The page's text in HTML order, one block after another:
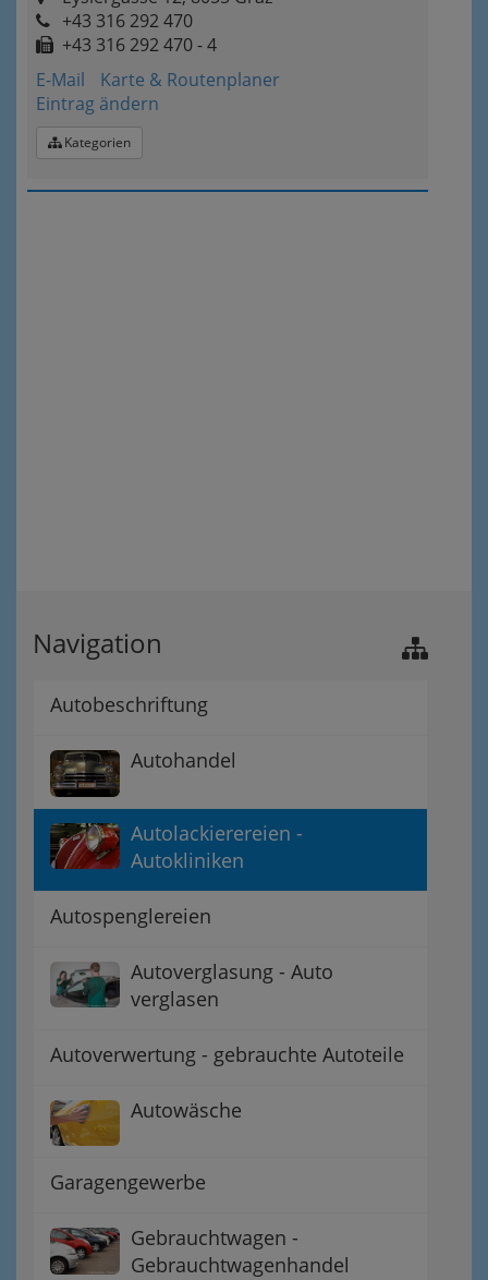
+43 316 292 470
+43 316 292 470 - 4
E-Mail
Karte & Routenplaner
Eintrag ändern
Kategorien
Navigation
Autobeschriftung
Autohandel
Autolackierereien -
Autokliniken
Autospenglereien
Autoverglasung - Auto
verglasen
Autoverwertung - gebrauchte Autoteile
Autowäsche
Garagengewerbe
Gebrauchtwagen -
Gebrauchtwagenhandel